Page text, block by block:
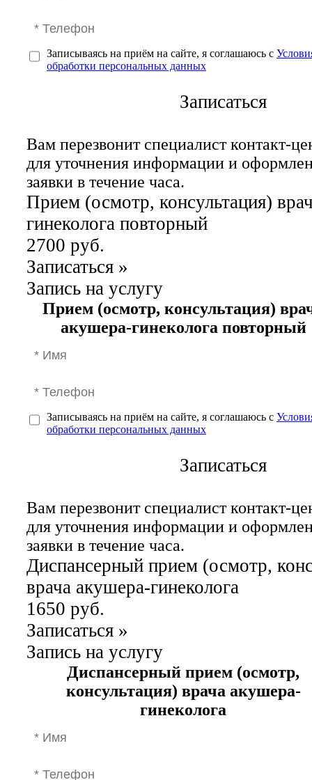
Записываясь на приём на сайте, я соглашаюсь с
обработки персональных данных
Записаться
Вам перезвонит специалист контакт-
для уточнения информации и
заявки в течение часа.
Прием (осмотр, консультация)
гинеколога повторный
2700 руб.
Записаться »
Запись на услугу
Прием (осмотр, консультация)
акушера-гинеколога повторный
Записываясь на приём на сайте, я соглашаюсь с
обработки персональных данных
Записаться
Вам перезвонит специалист контакт-
для уточнения информации и
заявки в течение часа.
Диспансерный прием (осмотр,
врача акушера-гинеколога
1650 руб.
Записаться »
Запись на услугу
Диспансерный прием (осмотр,
консультация) врача акушера-
гинеколога